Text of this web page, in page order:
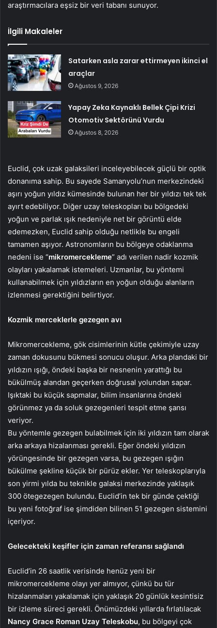
araştırmacılara eşsiz bir veri tabanı sunuyor.
İlgili Makaleler
Satarken asla zarar ettirmeyen ikinci el
araçlar
Ağustos 9, 2026
Yapay Zeka Kaynaklı Bellek Çipi Krizi
Otomotiv Sektörünü Vurdu
Ağustos 8, 2026
Euclid, çok uzak galaksileri inceleyebilecek güçlü bir optik
donanıma sahip. Bu sayede Samanyolu’nun merkezindeki
aşırı yoğun yıldız kümesinde bulunan her bir yıldızı tek tek
ayırt edebiliyor. Diğer uzay teleskopları bu bölgedeki
yoğun ve parlak ışık nedeniyle net bir görüntü elde
edemezken, Euclid sahip olduğu netlikle bu engeli
tamamen aşıyor. Astronomların bu bölgeye odaklanma
nedeni ise “mikromercekleme” adı verilen nadir kozmik
olayları yakalamak istemeleri. Uzmanlar, bu yöntemi
kullanabilmek için yıldızların en yoğun olduğu alanların
izlenmesi gerektiğini belirtiyor.
Kozmik merceklerle gezegen avı
Mikromercekleme, gök cisimlerinin kütle çekimiyle uzay
zaman dokusunu bükmesi sonucu oluşur. Arka plandaki bir
yıldızın ışığı, öndeki başka bir nesnenin yarattığı bu
bükülmüş alandan geçerken doğrusal yolundan sapar.
Işıktaki bu küçük sapmalar, bilim insanlarına öndeki
görünmez ya da soluk gezegenleri tespit etme şansı
veriyor.
Bu yöntemle gezegen bulabilmek için iki yıldızın tam olarak
arka arkaya hizalanması gerekli. Eğer öndeki yıldızın
yörüngesinde bir gezegen varsa, bu gezegen ışığın
bükülme şekline küçük bir pürüz ekler. Yer teleskoplarıyla
son yirmi yılda bu teknikle galaksi merkezinde yaklaşık
300 ötegezegen bulundu. Euclid’in tek bir günde çektiği
bu yeni fotoğraf ise şimdiden bilinen 51 gezegen sistemini
içeriyor.
Gelecekteki keşifler için zaman referansı sağlandı
Euclid’in 26 saatlik verisinde henüz yeni bir
mikromercekleme olayı yer almıyor, çünkü bu tür
hizalanmaları yakalamak için yaklaşık 20 günlük kesintisiz
bir izleme süreci gerekli. Önümüzdeki yıllarda fırlatılacak
Nancy Grace Roman Uzay Teleskobu, bu bölgeyi çok